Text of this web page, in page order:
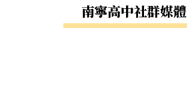
南寧高中社群媒體